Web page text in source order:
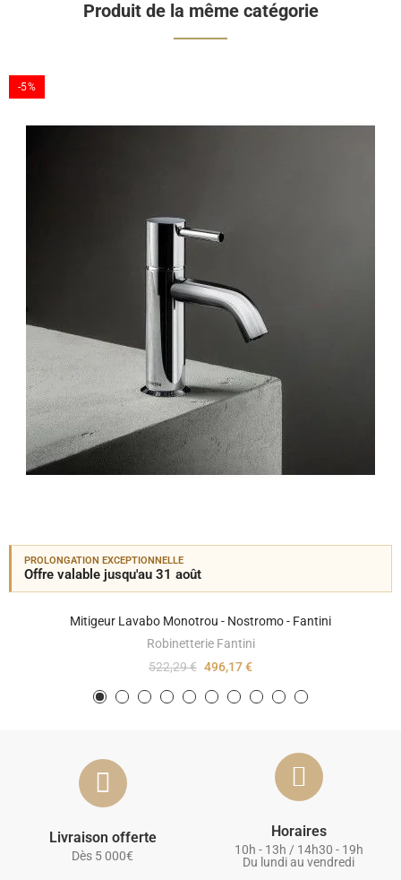
Produit de la même catégorie
-5%
PROLONGATION EXCEPTIONNELLE
Offre valable jusqu'au 31 août
Mitigeur Lavabo Monotrou - Nostromo - Fantini
Robinetterie Fantini
522,29 € 496,17 €
Livraison offerte
Dès 5 000€
Horaires
10h - 13h / 14h30 - 19h
Du lundi au vendredi